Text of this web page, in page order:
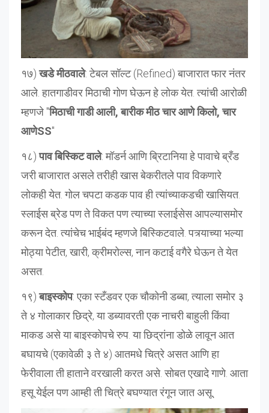
१७)खडे मीठवाले: टेबल सॉल्ट (Refined) बाजारात फार नंतर
आले. हातगाडीवर मिठाची गोण घेऊन हे लोक येत. त्यांची आरोळी
म्हणजे "मिठाची गाडी आली, बारीक मीठ चार आणे किलो, चार
आणेSS"
१८)पाव बिस्किट वाले: मॉडर्न आणि ब्रिटानिया हे पावाचे ब्रँड
जरी बाजारात असले तरीही खास बेकरीतले पाव विकणारे
लोकही येत. गोल चपटा कडक पाव ही त्यांच्याकडची खासियत.
स्लाईस ब्रेड पण ते विकत पण त्याच्या स्लाईसेस आपल्यासमोर
करून देत. त्यांचेच भाईबंद म्हणजे बिस्किटवाले. पत्र्याच्या भल्या
मोठ्या पेटीत, खारी, क्रीमरोल्स, नान कटाई वगैरे घेऊन ते येत
असत.
१९)बाइस्कोप: एका स्टँडवर एक चौकोनी डब्बा, त्याला समोर ३
ते ४ गोलाकार छिद्रे, या डब्यावरती एक नाचरी बाहुली किंवा
माकड असे या बाइस्कोपचे रुप. या छिद्रांना डोळे लावून आत
बघायचे (एकावेळी ३ ते ४) आतमधे चित्रे असत आणि हा
फेरीवाला ती हाताने वरखाली करत असे. सोबत एखादे गाणे. आता
हसू येईल पण आम्ही ती चित्रे बघण्यात रंगून जात असू.